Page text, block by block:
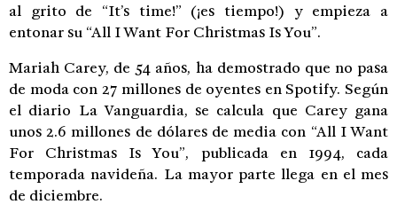
al grito de “It’s time!” (¡es tiempo!) y empieza a
entonar su “All I Want For Christmas Is You”.
Mariah Carey, de 54 años, ha demostrado que no pasa
de moda con 27 millones de oyentes en Spotify. Según
el diario La Vanguardia, se calcula que Carey gana
unos 2.6 millones de dólares de media con “All I Want
For Christmas Is You”, publicada en 1994, cada
temporada navideña. La mayor parte llega en el mes
de diciembre.